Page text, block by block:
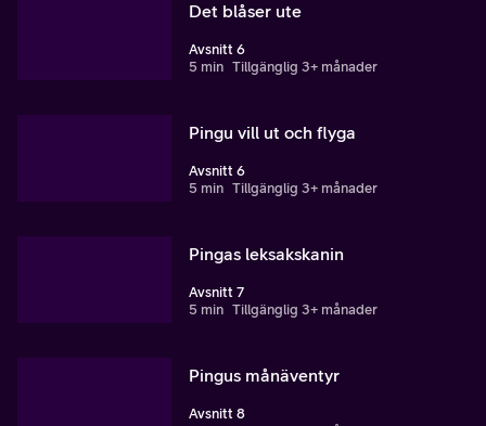
Det blåser ute
Avsnitt 6
5 min Tillgänglig 3+ månader
Pingu vill ut och flyga
Avsnitt 6
5 min Tillgänglig 3+ månader
Pingas leksakskanin
Avsnitt 7
5 min Tillgänglig 3+ månader
Pingus månäventyr
Avsnitt 8